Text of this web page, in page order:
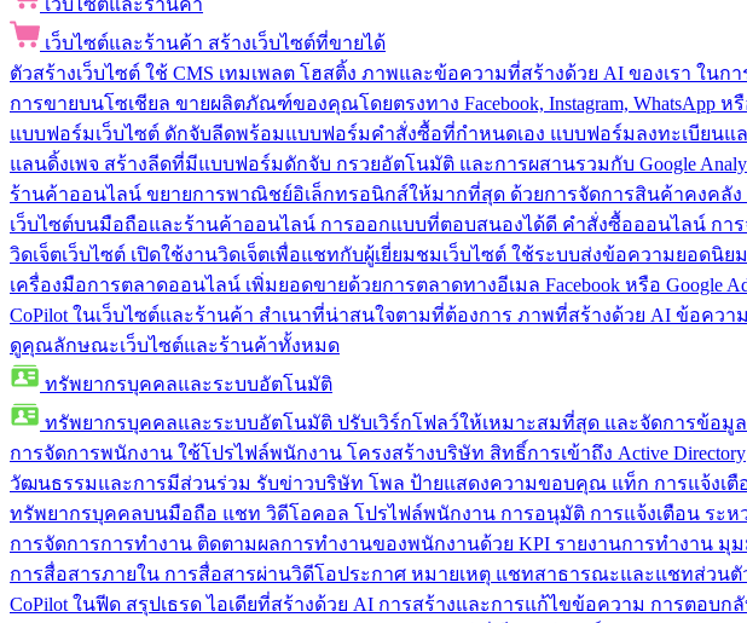
เว็บไซต์และร้านค้า
เว็บไซต์และร้านค้า สร้างเว็บไซต์ที่ขายได้
ตัวสร้างเว็บไซต์ ใช้ CMS เทมเพลต โฮสติ้ง ภาพและข้อความที่สร้างด้วย AI ของเรา ในกา
การขายบนโซเชียล ขายผลิตภัณฑ์ของคุณโดยตรงทาง Facebook, Instagram, WhatsApp หรื
แบบฟอร์มเว็บไซต์ ดักจับลีดพร้อมแบบฟอร์มคำสั่งซื้อที่กำหนดเอง แบบฟอร์มลงทะเบียน
แลนดิ้งเพจ สร้างลีดที่มีแบบฟอร์มดักจับ กรวยอัตโนมัติ และการผสานรวมกับ Google
ร้านค้าออนไลน์ ขยายการพาณิชย์อิเล็กทรอนิกส์ให้มากที่สุด ด้วยการจัดการสินค้าคงคลั
เว็บไซต์บนมือถือและร้านค้าออนไลน์ การออกแบบที่ตอบสนองได้ดี คำสั่งซื้อออนไลน์ กา
วิดเจ็ตเว็บไซต์ เปิดใช้งานวิดเจ็ตเพื่อแชทกับผู้เยี่ยมชมเว็บไซต์ ใช้ระบบส่งข้อความยอดนิ
เครื่องมือการตลาดออนไลน์ เพิ่มยอดขายด้วยการตลาดทางอีเมล Facebook หรือ Google
CoPilot ในเว็บไซต์และร้านค้า สำเนาที่น่าสนใจตามที่ต้องการ ภาพที่สร้างด้วย AI ข้อควา
ดูคุณลักษณะเว็บไซต์และร้านค้าทั้งหมด
ทรัพยากรบุคคลและระบบอัตโนมัติ
ทรัพยากรบุคคลและระบบอัตโนมัติ ปรับเวิร์กโฟลว์ให้เหมาะสมที่สุด และจัดการข้อมู
การจัดการพนักงาน ใช้โปรไฟล์พนักงาน โครงสร้างบริษัท สิทธิ์การเข้าถึง Active Directory
วัฒนธรรมและการมีส่วนร่วม รับข่าวบริษัท โพล ป้ายแสดงความขอบคุณ แท็ก การแจ้งเ
ทรัพยากรบุคคลบนมือถือ แชท วิดีโอคอล โปรไฟล์พนักงาน การอนุมัติ การแจ้งเตือน ระห
การจัดการการทำงาน ติดตามผลการทำงานของพนักงานด้วย KPI รายงานการทำงาน มุ
การสื่อสารภายใน การสื่อสารผ่านวิดีโอประกาศ หมายเหตุ แชทสาธารณะและแชทส่วนตั
CoPilot ในฟีด สรุปเธรด ไอเดียที่สร้างด้วย AI การสร้างและการแก้ไขข้อความ การตอบ